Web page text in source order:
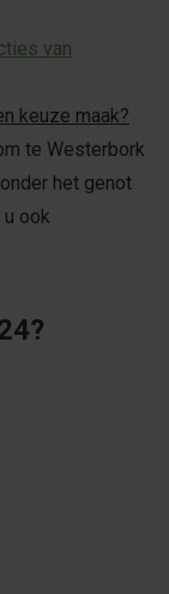
van
keuze maak?
te Westerbork
het genot
ook